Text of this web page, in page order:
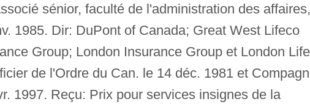
sénior, faculté de l'administration des affaires,
1985. Dir: DuPont of Canada; Great West Lifeco
Group; London Insurance Group et London Life
de l'Ordre du Can. le 14 déc. 1981 et
1997. Reçu: Prix pour services insignes de la